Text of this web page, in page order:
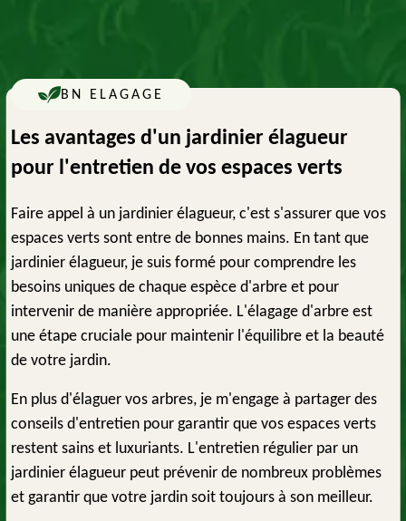
BN ELAGAGE
Les avantages d'un jardinier élagueur
pour l'entretien de vos espaces verts
Faire appel à un jardinier élagueur, c'est s'assurer que vos
espaces verts sont entre de bonnes mains. En tant que
jardinier élagueur, je suis formé pour comprendre les
besoins uniques de chaque espèce d'arbre et pour
intervenir de manière appropriée. L'élagage d'arbre est
une étape cruciale pour maintenir l'équilibre et la beauté
de votre jardin.
En plus d'élaguer vos arbres, je m'engage à partager des
conseils d'entretien pour garantir que vos espaces verts
restent sains et luxuriants. L'entretien régulier par un
jardinier élagueur peut prévenir de nombreux problèmes
et garantir que votre jardin soit toujours à son meilleur.